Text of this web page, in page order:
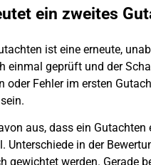
ein zweites
ist eine erneute,
einmal geprüft und der
oder Fehler im ersten
aus, dass ein
Unterschiede in der
gewichtet werden. Gerade